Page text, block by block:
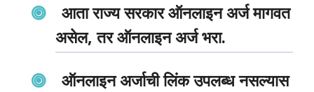
आता राज्य सरकार ऑनलाइन अर्ज मागवत
असेल, तर ऑनलाइन अर्ज भरा.
ऑनलाइन अर्जाची लिंक उपलब्ध नसल्यास